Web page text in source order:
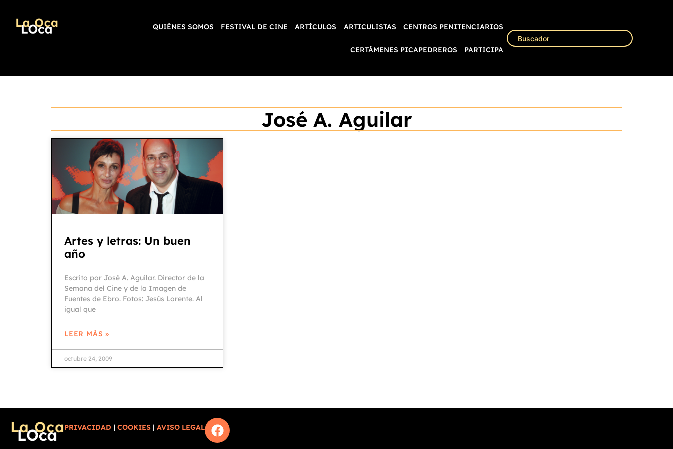
QUIÉNES SOMOS FESTIVAL DE CINE ARTÍCULOS ARTICULISTAS CENTROS PENITENCIARIOS
CERTÁMENES PICAPEDREROS PARTICIPA
José A. Aguilar
Artes y letras: Un buen
año
Escrito por José A. Aguilar. Director de la
Semana del Cine y de la Imagen de
Fuentes de Ebro. Fotos: Jesús Lorente. Al
igual que
LEER MÁS »
octubre 24, 2009
PRIVACIDAD |COOKIES |AVISO LEGAL